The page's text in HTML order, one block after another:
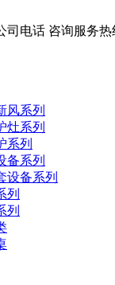
咨询服务热
风系列
灶系列
系列
备系列
设备系列
列
列